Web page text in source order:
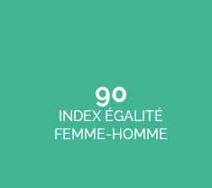
91
INDEX ÉGALITÉ
FEMME-HOMME